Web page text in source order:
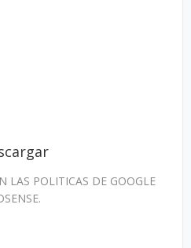
LAS POLITICAS DE GOOGLE